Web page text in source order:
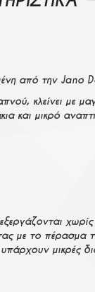
από την Jano
κλείνει με
και μικρό
με το πέρασμα
μικρές